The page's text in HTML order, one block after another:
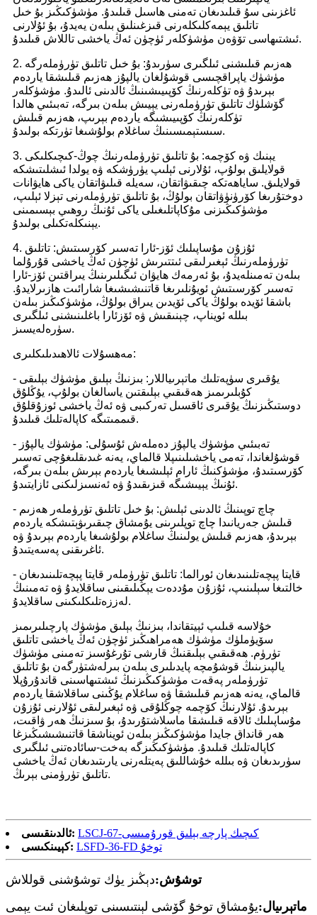
ئاغزىنى سۇ قىلىدىغان تەمنى ھاسىل قىلىدۇ. مۈشۈكىڭىز بۇ خىل
تاتلىق يېمەكلىكلەرنى قىزغىنلىق بىلەن يەيدۇ، بۇ ئۇلارنى
ئىشتىھاسى تۆۋەن مۈشۈكلەر ئۈچۈن ئەڭ ياخشى تاللاش قىلىدۇ.
2. ھەزىم قىلىشنى ئىلگىرى سۈرىدۇ: بۇ خىل تاتلىق تۈرۈملەرگە
مۈشۈك ياپراقچىسى قوشۇلغان يالپۇز ھەزىم قىلىشقا ياردەم
بېرىدۇ ۋە تۈكلەرنىڭ كۆپىيىشىنىڭ ئالدىنى ئالىدۇ. مۈشۈكلەر
گۆشلۈك تاتلىق تۈرۈملەرنى يېيىش بىلەن بىرگە، تەبىئىي ھالدا
تۈكلەرنىڭ كۆپىيىشىگە ياردەم بېرىپ، ھەزىم قىلىش
سىستېمىسىنىڭ ساغلام بولۇشىغا تۈرتكە بولىدۇ.
3. يېنىك ۋە كۆچمە: بۇ تاتلىق تۈرۈملەرنىڭ چوڭ-كىچىكلىكى
قولايلىق بولۇپ، ئۇلارنى ئېلىپ يۈرۈشكە ۋە يولدا ئىشلىتىشكە
قولايلىق. ساياھەتكە چىقىۋاتقان، سەيلە قىلىۋاتقان ياكى ھايۋانات
دوختۇرىغا كۆرۈنۈۋاتقان بولۇڭ، بۇ تاتلىق تۈرۈملەرنى تېزلا ئېلىپ،
مۈشۈكىڭىزنى مۇكاپاتلىغىلى ياكى ئۇنىڭ روھىي بېسىمىنى
يېنىكلەتكىلى بولىدۇ.
4. ئۇزۇن مۇساپىلىك ئۆز-ئارا تەسىر كۆرسىتىش: تاتلىق
تۈرۈملەرنىڭ ئېغىرلىقى ئىتتىرىش ئۈچۈن ئەڭ ياخشى قۇرۇلما
بىلەن تەمىنلەيدۇ، بۇ ئەرمەك ھايۋان ئىگىلىرىنىڭ يىراقتىن ئۆز-ئارا
تەسىر كۆرسىتىش ئويۇنلىرىغا قاتنىشىشىغا شارائىت ھازىرلايدۇ.
باشقا ئۆيدە بولۇڭ ياكى ئۆيدىن يىراق بولۇڭ، مۈشۈكىڭىز بىلەن
بىللە ئويناپ، چېنىقىش ۋە ئۆزئارا باغلىنىشنى ئىلگىرى
سۈرەلەيسىز.
مەھسۇلات ئالاھىدىلىكلىرى:
- يۇقىرى سۈپەتلىك ماتېرىياللار: بىزنىڭ بېلىق مۈشۈك بېلىقى
كۇبلىرىمىز ھەقىقىي بېلىقتىن ياسالغان بولۇپ، يۇڭلۇق
دوستىڭىزنىڭ يۇقىرى ئاقسىل تەركىبى ۋە ئەڭ ياخشى ئوزۇقلۇق
قىممىتىگە كاپالەتلىك قىلىدۇ.
- تەبىئىي مۈشۈك يالپۇز دەملەش ئۇسۇلى: مۈشۈك يالپۇز
قوشۇلغاندا، تەمى ياخشىلىنىپلا قالماي، يەنە غىدىقلىغۇچى تەسىر
كۆرسىتىدۇ، مۈشۈكنىڭ ئارام ئېلىشىغا ياردەم بېرىش بىلەن بىرگە،
ئۇنىڭ يېيىشىگە قىزىقىدۇ ۋە ئەنسىزلىكنى ئازايتىدۇ.
- چاچ توپىنىڭ ئالدىنى ئېلىش: بۇ خىل تاتلىق تۈرۈملەر ھەزىم
قىلىش جەريانىدا چاچ توپلىرىنى يۇمشاق چىقىرىۋېتىشكە ياردەم
بېرىدۇ، ھەزىم قىلىش يولىنىڭ ساغلام بولۇشىغا ياردەم بېرىدۇ ۋە
ئاغرىقنى پەسەيتىدۇ.
- قايتا پېچەتلىنىدىغان ئورالما: تاتلىق تۈرۈملەر قايتا پېچەتلىنىدىغان
خالتىغا سېلىنىپ، ئۇزۇن مۇددەت يېڭىلىقىنى ساقلايدۇ ۋە تەمىنىڭ
لەززەتلىكلىكىنى ساقلايدۇ.
خۇلاسە قىلىپ ئېيتقاندا، بىزنىڭ بېلىق مۈشۈك پارچىلىرىمىز
سۆيۈملۈك مۈشۈك ھەمراھىڭىز ئۈچۈن ئەڭ ياخشى تاتلىق
تۈرۈم. ھەقىقىي بېلىقنىڭ قارشى تۇرغۇسىز تەمىنى مۈشۈك
يالپىزىنىڭ قوشۇمچە پايدىلىرى بىلەن بىرلەشتۈرگەن بۇ تاتلىق
تۈرۈملەر پەقەت مۈشۈكىڭىزنىڭ ئىشتىھاسىنى قاندۇرۇپلا
قالماي، يەنە ھەزىم قىلىشقا ۋە ساغلام يۇڭىنى ساقلاشقا ياردەم
بېرىدۇ. ئۇلارنىڭ كۆچمە چوڭلۇقى ۋە ئېغىرلىقى ئۇلارنى ئۇزۇن
مۇساپىلىك ئالاقە قىلىشقا ماسلاشتۇرىدۇ، بۇ سىزنىڭ ھەر ۋاقىت،
ھەر قانداق جايدا مۈشۈكىڭىز بىلەن ئويناشقا قاتنىشىشىڭىزغا
كاپالەتلىك قىلىدۇ. مۈشۈكىڭىزگە بەخت-سائادەتنى ئىلگىرى
سۈرىدىغان ۋە بىللە خۇشاللىق پەيتلەرنى يارىتىدىغان ئەڭ ياخشى
تاتلىق تۈرۈمنى بېرىڭ.
ئالدىنقىسى:
LSCJ-67-كىچىك پارچە بېلىق قورۇمىسى
كېيىنكىسى:
LSFD-36-FD توخۇ
توشۇش:دېڭىز يۈك توشۇشنى قوللاش
ماتېرىيال:يۇمشاق توخۇ گۆشى لېنتىسىنى توپلىغان ئىت يېمى